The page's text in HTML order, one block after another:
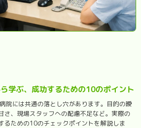
学ぶ、成功するための10のポイント
院には共通の落とし穴があります。目的の曖
さ、現場スタッフへの配慮不足など。実際の
るための10のチェックポイントを解説しま